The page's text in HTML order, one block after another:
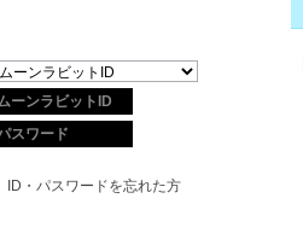
ID・パスワードを忘れた方